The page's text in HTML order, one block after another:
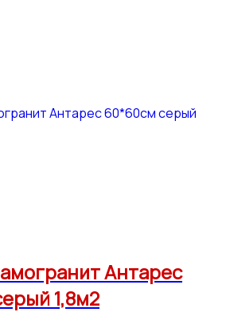
Антарес
1,8м2